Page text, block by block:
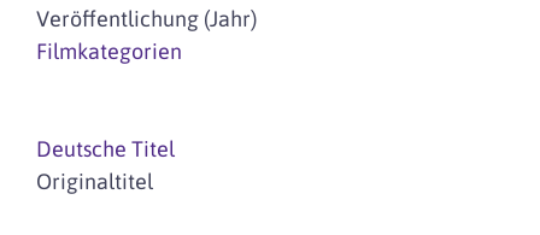
Veröffentlichung (Jahr)
Filmkategorien
Deutsche Titel
Originaltitel